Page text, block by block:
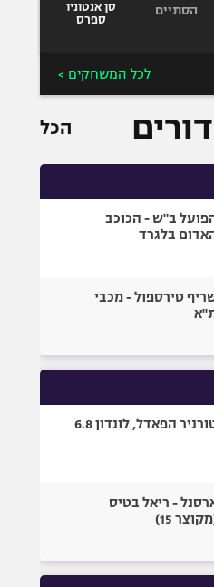
הסתיים
סן אנטוניו
ספרס
לכל המשחקים >
הכל
ב"ש - הכוכב
בלגרד
טירספול - מכבי
הפאדל, לונדון 6.8
- ריאל בטיס
15)